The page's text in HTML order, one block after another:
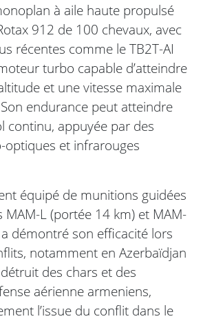
à aile haute propulsé
912 de 100 chevaux, avec
récentes comme le TB2T-AI
turbo capable d’atteindre
et une vitesse maximale
endurance peut atteindre
continu, appuyée par des
optiques et infrarouges
équipé de munitions guidées
MAM-L (portée 14 km) et MAM-
a démontré son efficacité lors
notamment en Azerbaïdjan
des chars et des
aérienne armeniens,
l’issue du conflit dans le